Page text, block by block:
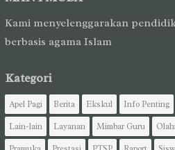
Kami menyelenggarakan
berbasis agama Islam
Kategori
Apel Pagi Berita Ekskul Info Penting
Lain-lain
Layanan Mimbar Guru